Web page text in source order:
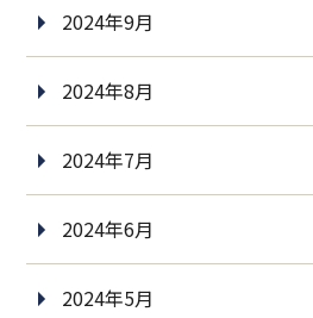
2024年9月
2024年8月
2024年7月
2024年6月
2024年5月